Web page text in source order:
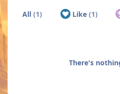
All(1) Like (1)
There's